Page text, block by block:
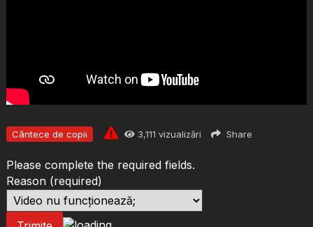
Cântece de copii 3,111 vizualizări Share
Please complete the required fields.
Reason (required)